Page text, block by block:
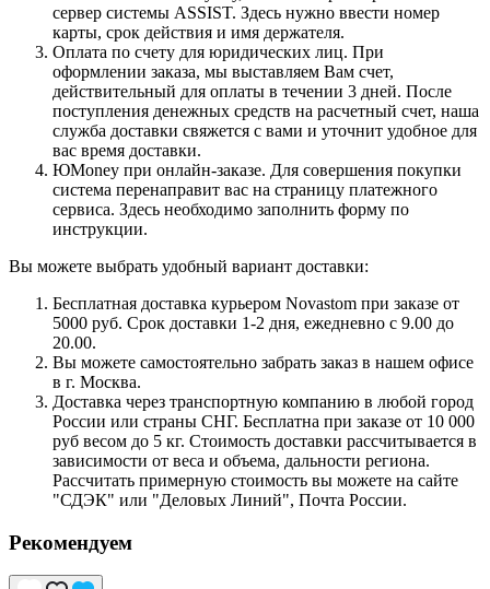
сервер системы ASSIST. Здесь нужно ввести номер
карты, срок действия и имя держателя.
Оплата по счету для юридических лиц. При
оформлении заказа, мы выставляем Вам счет,
действительный для оплаты в течении 3 дней. После
поступления денежных средств на расчетный счет, наша
служба доставки свяжется с вами и уточнит удобное для
вас время доставки.
ЮMoney при онлайн-заказе. Для совершения покупки
система перенаправит вас на страницу платежного
сервиса. Здесь необходимо заполнить форму по
инструкции.
Вы можете выбрать удобный вариант доставки:
Бесплатная доставка курьером Novastom при заказе от
5000 руб. Срок доставки 1-2 дня, ежедневно с 9.00 до
20.00.
Вы можете самостоятельно забрать заказ в нашем офисе
в г. Москва.
Доставка через транспортную компанию в любой город
России или страны СНГ. Бесплатна при заказе от 10 000
руб весом до 5 кг. Стоимость доставки рассчитывается в
зависимости от веса и объема, дальности региона.
Рассчитать примерную стоимость вы можете на сайте
"СДЭК" или "Деловых Линий", Почта России.
Рекомендуем